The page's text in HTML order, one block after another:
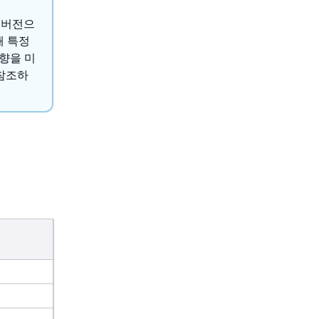
전으
특정
을 미
조하